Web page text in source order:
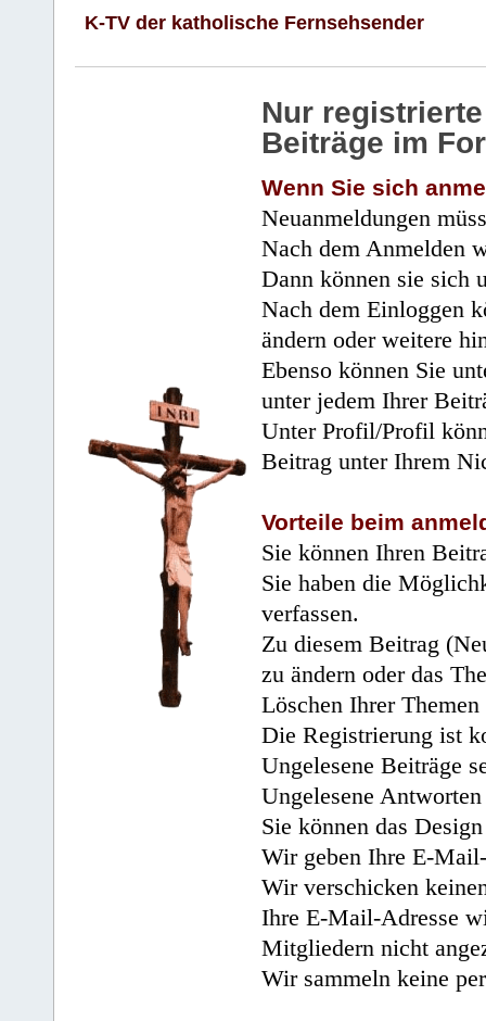
K-TV der katholische Fernsehsender
Nur
Beiträge im
Wenn Sie sich
Neuanmeldungen
Nach dem Anmelden
Dann können sie sich
Nach dem Einloggen
ändern oder weitere
Ebenso können Sie
unter jedem Ihrer
Unter Profil/Profil
Beitrag unter Ihrem
Vorteile beim
Sie können Ihren
Sie haben die
verfassen.
Zu diesem Beitrag
zu ändern oder das
Löschen Ihrer
Die Registrierung ist
Ungelesene Beiträge
Ungelesene
Sie können das
Wir geben Ihre E-
Wir verschicken
Ihre E-Mail-Adresse
Mitgliedern nicht
Wir sammeln keine